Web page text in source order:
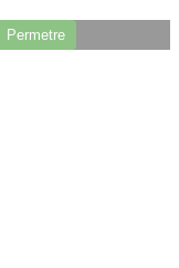
Permetre